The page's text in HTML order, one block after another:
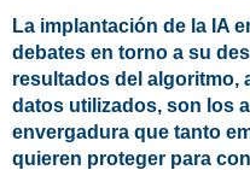
La implantación de la IA
debates en torno a su
resultados del algoritmo,
datos utilizados, son los
envergadura que tanto
quieren proteger para